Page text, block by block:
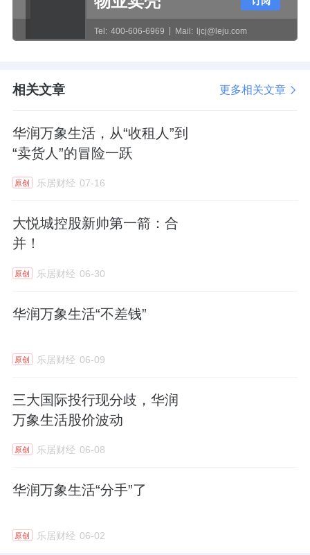
当然，这只是账面数字。真金白银方面，宝龙
商业确实只收回来600万。但考虑到厦门宝龙
剥离背后，提质增效
虽然现金只收了600万，但通过剥离负债和亏
损源，宝龙商业的账面利润的确得到了充实。
而把这笔交易放在宝龙商业2025年度业绩报告
中去审视，其战略意图就更加清晰了。
2025年，宝龙商业实现收入约26.08亿元，虽
然同比微降0.4%，但期内股东应占利润约2.34
属不易。而利润增长的关键就在于此：提质增
2025年，宝龙商业做了一件很有魄力的事——
业项目，但也毅然解约了12个项目，涉及总建
Tel: 400-606-6969 Mail: ljcj@leju.com
相关文章 更多相关文章
华润万象生活，从“收租人”到
“卖货人”的冒险一跃
原创 乐居财经 07-16
大悦城控股新帅第一箭：合
并！
原创 乐居财经 06-30
华润万象生活“不差钱”
原创 乐居财经 06-09
三大国际投行现分歧，华润
万象生活股价波动
原创 乐居财经 06-08
华润万象生活“分手”了
原创 乐居财经 06-02